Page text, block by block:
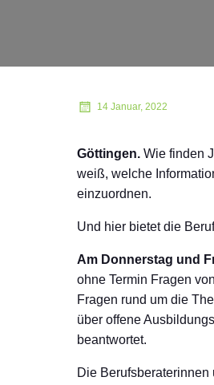
14 Januar, 2022
Göttingen. Wie finden
weiß, welche
einzuordnen.
Und hier bietet die
Am Donnerstag und
ohne Termin Fragen
Fragen rund um die
über offene
beantwortet.
Die